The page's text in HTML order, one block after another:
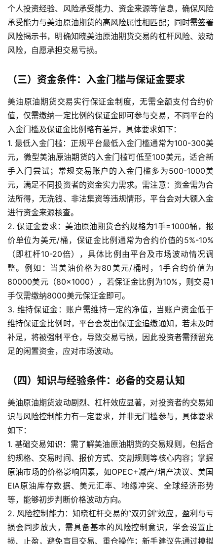
原
油
期
货
开
户
原
个人投资经验、风险承受能力、资金来源等信息，确保风险
承受能力与美油原油期货的高风险属性相匹配；同时需签署
风险揭示书，明确知晓美油原油期货交易的杠杆风险、波动
风险，自愿承担交易亏损。
（三）资金条件：入金门槛与保证金要求
美油原油期货交易实行保证金制度，无需全额支付合约价
值，仅需缴纳一定比例的保证金即可参与交易，不同平台的
入金门槛及保证金比例略有差异，具体要求如下：
1. 最低入金门槛：正规平台最低入金门槛通常为100-300美
元，微型美油原油期货的入金门槛可低至100美元，适合新
手入门尝试；常规交易账户的入金门槛多为500-1000美
元，满足不同投资者的资金实力需求。需注意：资金需为合
法所得，无洗钱、非法集资等违规情形，平台会对大额入金
进行资金来源核查。
2. 保证金要求：美油原油期货合约规格为1手=1000桶，报
价单位为美元/桶，保证金比例通常为合约价值的5%-10%
（即杠杆10-20倍），具体比例由平台及市场波动情况调
整。例如：当美油价格为80美元/桶时，1手合约价值为
80000美元（80×1000），若保证金比例为10%，则交易1
手仅需缴纳8000美元保证金即可。
3. 维持保证金：账户需维持一定的净值，当账户资金低于
维持保证金比例时，平台会发出保证金追缴通知，若未及时
补足，将被强制平仓，导致交易亏损，因此投资者需预留充
足的闲置资金，应对市场波动。
（四）知识与经验条件：必备的交易认知
美油原油期货波动剧烈、杠杆效应显著，对投资者的交易知
识与风险控制能力有一定要求，并非无门槛参与，具体要求
如下：
1. 基础交易知识：需了解美油原油期货的交易规则，包括合
约规格、交易时间、报价方式、交割规则等核心内容；掌握
原油市场的价格影响因素，如OPEC+减产/增产决议、美国
EIA原油库存数据、美元汇率、地缘冲突、全球经济形势
等，能够初步判断价格波动方向。
2. 风险控制能力：知晓杠杆交易的“双刃剑”效应，盈利与亏
损会同步放大，需具备基本的风险控制意识，学会设置止
损、止盈，避免盲目交易、重仓操作；新手建议先通过模拟